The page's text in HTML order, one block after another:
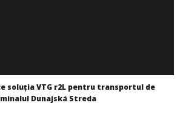
soluția VTG r2L pentru transportul de
Dunajská Streda